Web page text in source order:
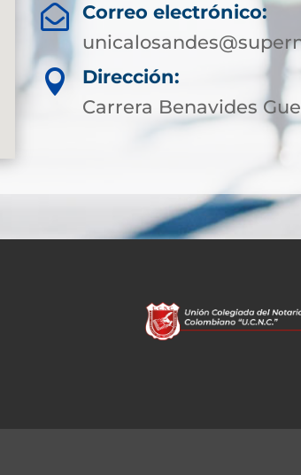

Correo electrónico:

Dirección:
Carrera Benavides